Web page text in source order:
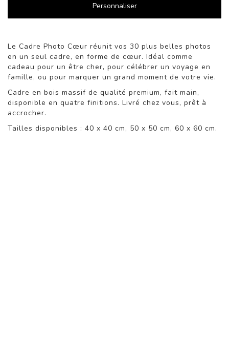
Personnaliser
Le Cadre Photo Cœur réunit vos 30 plus belles photos
en un seul cadre, en forme de cœur. Idéal comme
cadeau pour un être cher, pour célébrer un voyage en
famille, ou pour marquer un grand moment de votre vie.
Cadre en bois massif de qualité premium, fait main,
disponible en quatre finitions. Livré chez vous, prêt à
accrocher.
Tailles disponibles : 40 x 40 cm, 50 x 50 cm, 60 x 60 cm.